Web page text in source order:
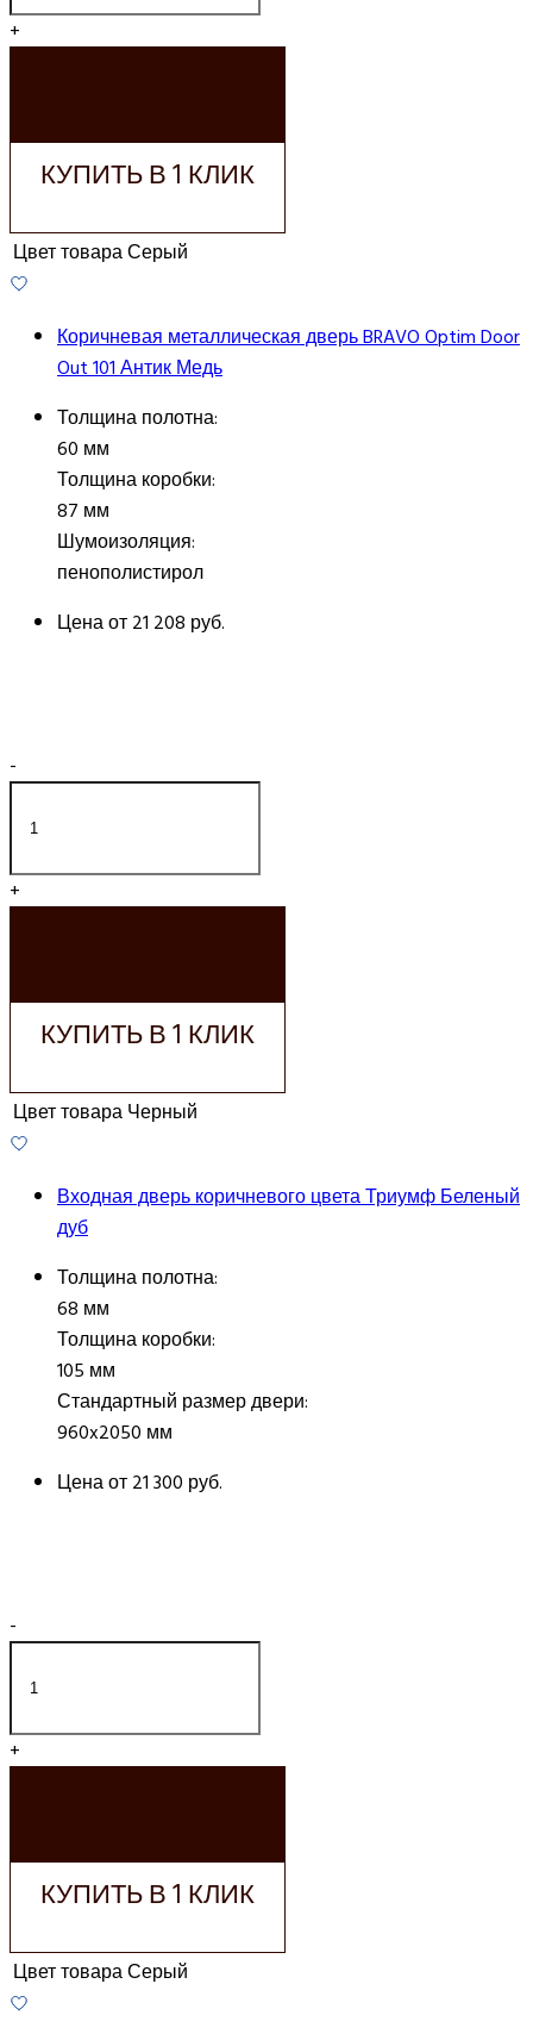
+
КУПИТЬ В 1 КЛИК
Цвет товараСерый
Коричневая металлическая дверь BRAVO Optim Door
Out 101 Антик Медь
Толщина полотна:
60 мм
Толщина коробки:
87 мм
Шумоизоляция:
пенополистирол
Цена от21 208 руб.
-
+
КУПИТЬ В 1 КЛИК
Цвет товараЧерный
Входная дверь коричневого цвета Триумф Беленый
дуб
Толщина полотна:
68 мм
Толщина коробки:
105 мм
Стандартный размер двери:
960x2050 мм
Цена от21 300 руб.
-
+
КУПИТЬ В 1 КЛИК
Цвет товараСерый